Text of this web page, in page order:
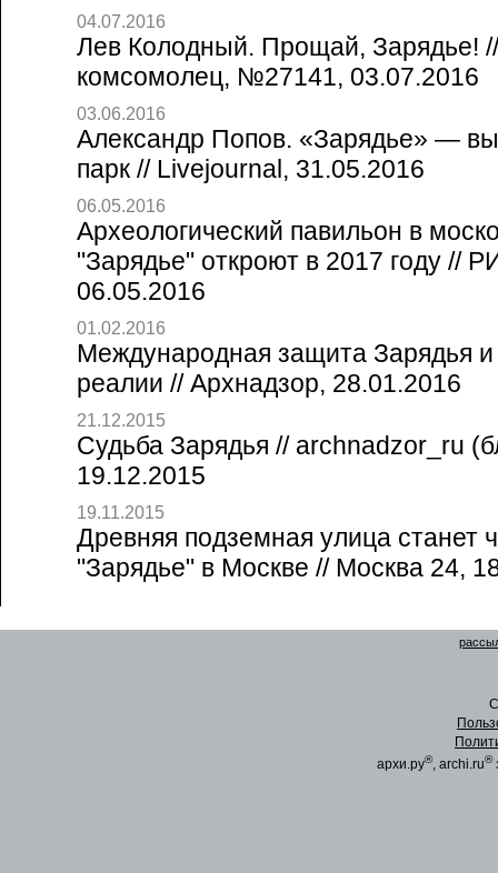
04.07.2016
Лев Колодный. Прощай, Зарядье!
комсомолец, №27141, 03.07.2016
03.06.2016
Александр Попов. «Зарядье» —
парк // Livejournal, 31.05.2016
06.05.2016
Археологический павильон в
"Зарядье" откроют в 2017 году //
06.05.2016
01.02.2016
Международная защита Зарядья
реалии // Архнадзор, 28.01.2016
21.12.2015
Судьба Зарядья // archnadzor_ru
19.12.2015
19.11.2015
Древняя подземная улица станет
"Зарядье" в Москве // Москва 24,
архи.ру®, archi.ru®